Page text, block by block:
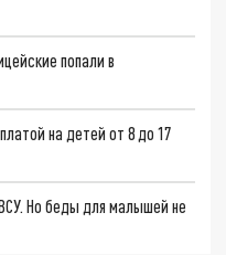
попали в
на детей от 8 до 17
Но беды для малышей не